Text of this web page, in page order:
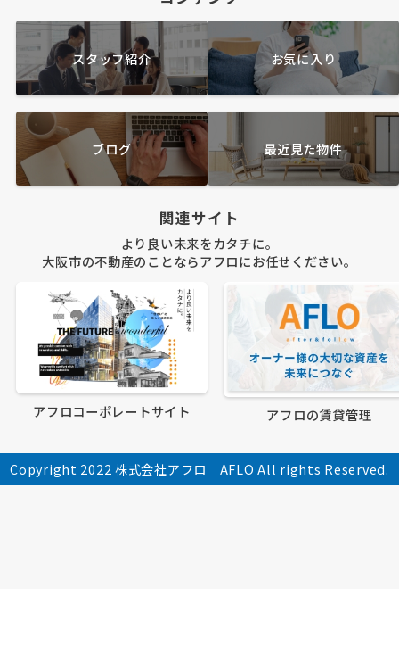
スタッフ紹介 お気に入り
ブログ 最近見た物件
関連サイト
より良い未来をカタチに。
大阪市の不動産のことならアフロにお任せください。
アフロコーポレートサイト アフロの賃貸管理
Copyright 2022 株式会社アフロ AFLO All rights Reserved.